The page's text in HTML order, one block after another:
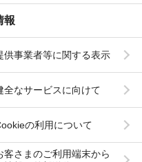
報
供事業者等に関する表示
全なサービスに向けて
の利用について
客さまのご利用端末から